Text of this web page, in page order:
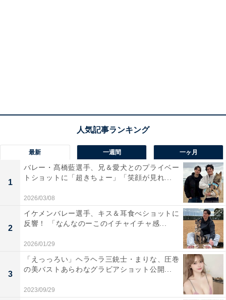
最新 一週間 一ヶ月
1
バレー・髙橋藍選手、兄＆愛犬とのプライベー
トショットに「超きちょー」「笑顔が見れ...
2026/03/08
2
イケメンバレー選手、キス＆耳食べショットに
反響！ 「なんなのーこのイチャイチャ感...
2026/01/29
3
「えっっろい」ヘラヘラ三銃士・まりな、圧巻
の美バストあらわなグラビアショット公開...
2023/09/29